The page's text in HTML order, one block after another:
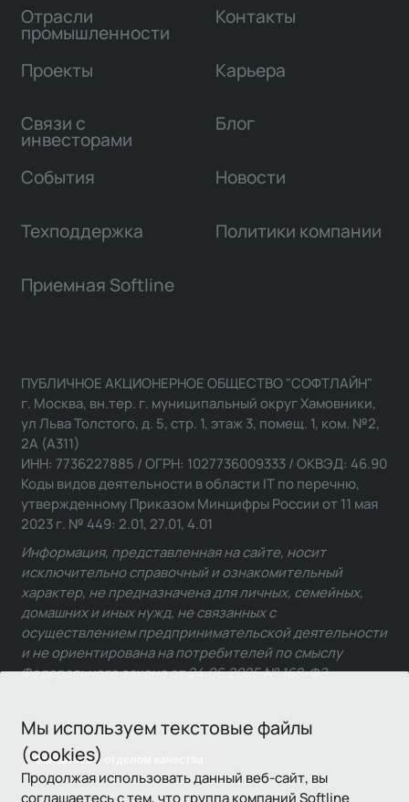
Мы используем текстовые файлы
(cookies)
Продолжая использовать данный веб-сайт, вы
соглашаетесь с тем, что группа компаний Softline
Отрасли
промышленности
Проекты
Связи с
инвесторами
Контакты
Карьера
Блог
События Новости
Техподдержка Политики компании
Приемная Softline
Связаться с отделом качества
ПУБЛИЧНОЕ АКЦИОНЕРНОЕ ОБЩЕСТВО "СОФТЛАЙН"
г. Москва, вн.тер. г. муниципальный округ Хамовники,
ул Льва Толстого, д. 5, стр. 1, этаж 3, помещ. 1, ком. №2,
2А (А311)
ИНН: 7736227885 / ОГРН: 1027736009333 / ОКВЭД: 46.90
Коды видов деятельности в области IT по перечню,
утвержденному Приказом Минцифры России от 11 мая
2023 г. № 449: 2.01, 27.01, 4.01
Информация, представленная на сайте, носит
исключительно справочный и ознакомительный
характер, не предназначена для личных, семейных,
домашних и иных нужд, не связанных с
осуществлением предпринимательской деятельности
и не ориентирована на потребителей по смыслу
Федерального закона от 24.06.2025 № 168-ФЗ.